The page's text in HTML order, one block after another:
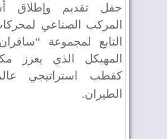
حفل تقديم وإطلاق
المركب الصناعي
التابع لمجموعة
المهيكل الذي يعزز
كقطب استراتيجي
الطيران.